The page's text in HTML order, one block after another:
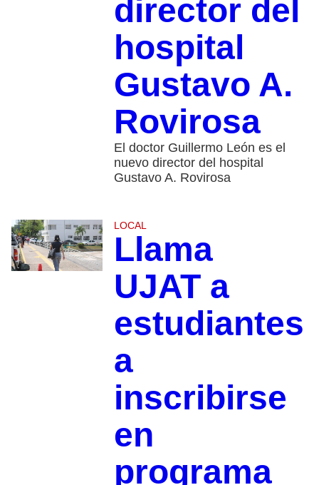
director del
hospital
Gustavo A.
Rovirosa
El doctor Guillermo León es el
nuevo director del hospital
Gustavo A. Rovirosa
LOCAL
Llama
UJAT a
estudiantes
a
inscribirse
en
programa